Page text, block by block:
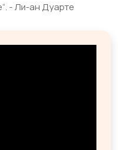
- Ли-ан Дуарте